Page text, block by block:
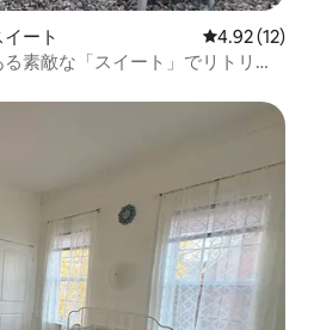
ート レビュー12
4.92 (12)
素敵な「スイート」でリトリー
す。